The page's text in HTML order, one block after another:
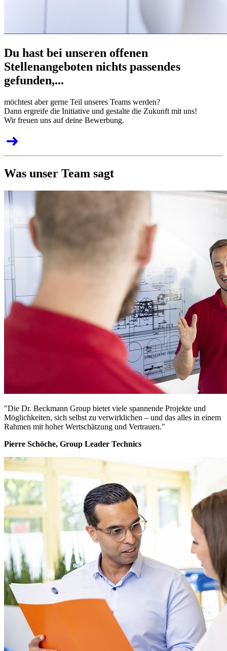
Du hast bei unseren offenen
Stellenangeboten nichts passendes
gefunden,...
möchtest aber gerne Teil unseres Teams werden?
Dann ergreife die Initiative und gestalte die Zukunft mit uns!
Wir freuen uns auf deine Bewerbung.
Was unser Team sagt
"Die Dr. Beckmann Group bietet viele spannende Projekte und
Möglichkeiten, sich selbst zu verwirklichen – und das alles in einem
Rahmen mit hoher Wertschätzung und Vertrauen."
Pierre Schöche, Group Leader Technics